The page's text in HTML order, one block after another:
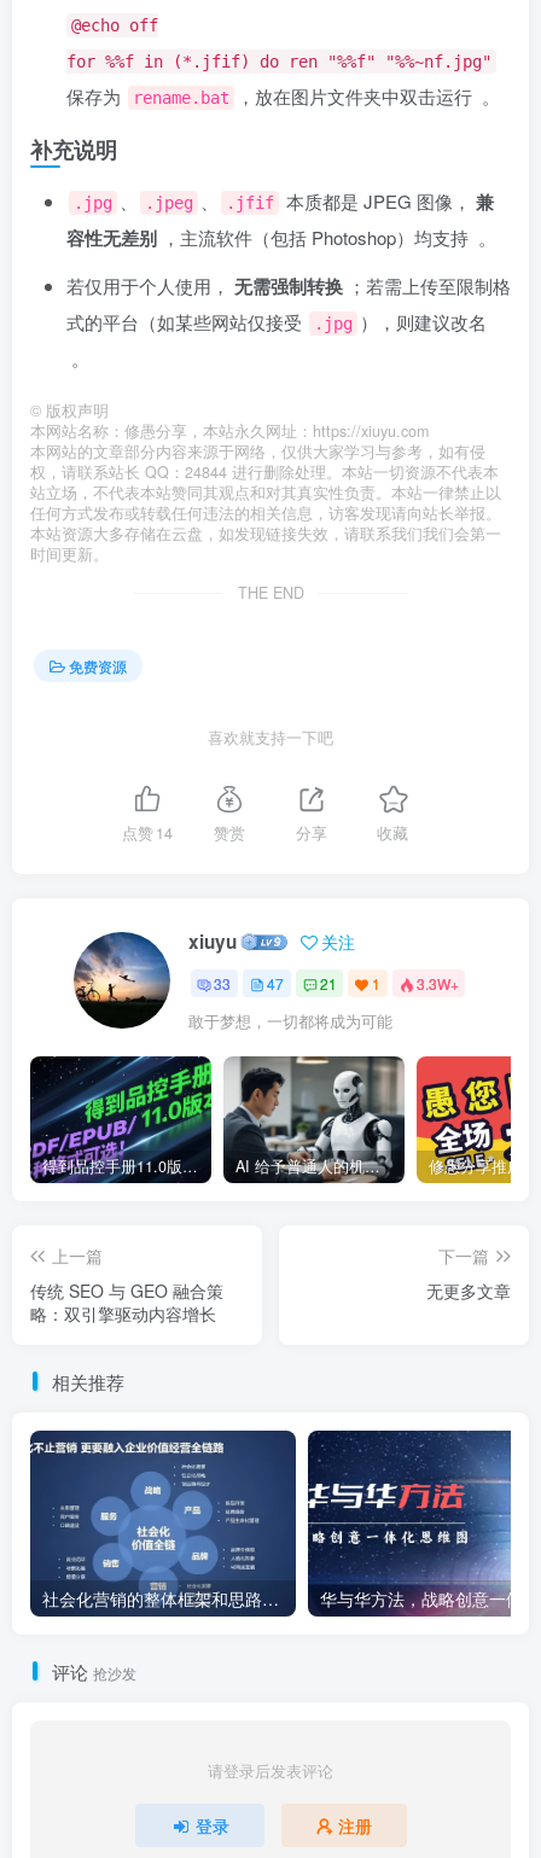
@echo off
for %%f in (*.jfif) do ren "%%f" "%%~nf.jpg"
保存为 rename.bat ，放在图片文件夹中双击运行 ‌‌ 。
补充说明
.jpg 、 .jpeg 、 .jfif 本质都是 JPEG 图像，‌ 兼
容性无差别 ‌，主流软件（包括 Photoshop）均支持 ‌‌ 。
若仅用于个人使用，‌ 无需强制转换 ‌；若需上传至限制格
式的平台（如某些网站仅接受
.jpg ），则建议改名
。
© 版权声明
本网站名称：修愚分享，本站永久网址：https://xiuyu.com
本网站的文章部分内容来源于网络，仅供大家学习与参考，如有侵
权，请联系站长 QQ：24844 进行删除处理。本站一切资源不代表本
站立场，不代表本站赞同其观点和对其真实性负责。本站一律禁止以
任何方式发布或转载任何违法的相关信息，访客发现请向站长举报。
本站资源大多存储在云盘，如发现链接失效，请联系我们我们会第一
时间更新。
THE END
免费资源
喜欢就支持一下吧
点赞14 赞赏 分享 收藏
xiuyu 关注
33 47 21 1 3.3W+
敢于梦想，一切都将成为可能
得到品控手册11.0版本，2025最新版，PDF/EPUB/多种格式可选！ AI 给予普通人的机会全景图
上一篇
传统 SEO 与 GEO 融合策
略：双引擎驱动内容增长
下一篇
无更多文章
相关推荐
社会化营销的整体框架和思路，附录PDF免费下载
评论 抢沙发
请登录后发表评论
登录 注册